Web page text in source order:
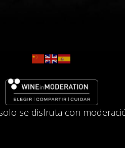
se disfruta con